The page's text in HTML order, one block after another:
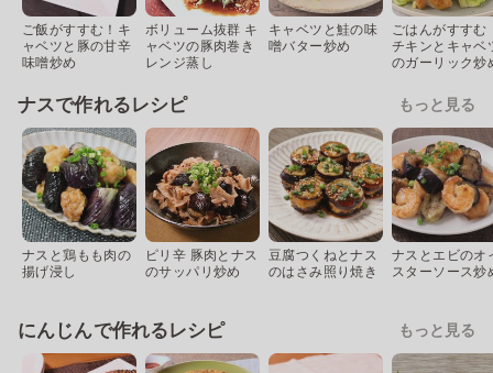
ご飯がすすむ！キ
ャベツと豚の甘辛
味噌炒め
ボリューム抜群 キ
ャベツの豚肉巻き
レンジ蒸し
キャベツと鮭の味
噌バター炒め
ごはんがすすむ
チキンとキャベ
のガーリック炒
ナスで作れるレシピ もっと見る
ナスと鶏もも肉の
揚げ浸し
ピリ辛 豚肉とナス
のサッパリ炒め
豆腐つくねとナス
のはさみ照り焼き
ナスとエビのオ
スターソース炒
にんじんで作れるレシピ もっと見る